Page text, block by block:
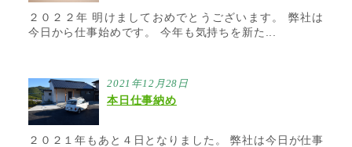
２０２２年 明けましておめでとうございます。 弊社は
今日から仕事始めです。 今年も気持ちを新た...
2021年12月28日
本日仕事納め
２０２１年もあと４日となりました。 弊社は今日が仕事